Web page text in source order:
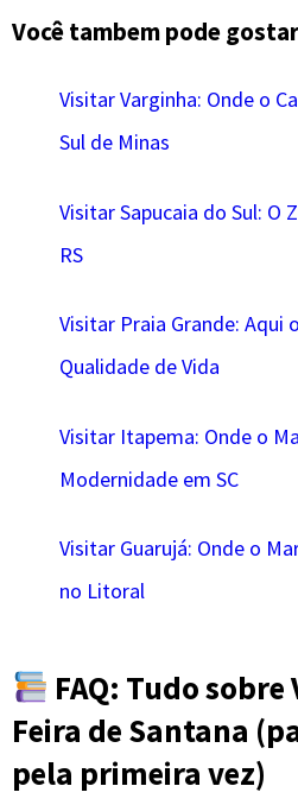
Você tambem pode
Visitar Varginha: Onde o
Sul de Minas
Visitar Sapucaia do Sul:
RS
Visitar Praia Grande: Aqui
Qualidade de Vida
Visitar Itapema: Onde o
Modernidade em SC
Visitar Guarujá: Onde o
no Litoral
FAQ: Tudo
Feira de Santana
pela primeira vez)